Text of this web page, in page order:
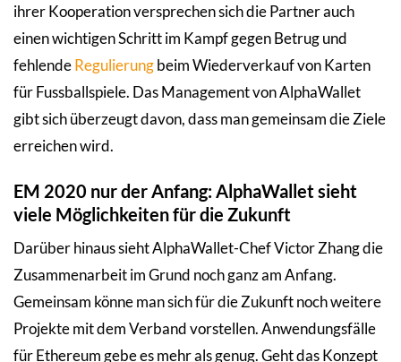
ihrer Kooperation versprechen sich die Partner auch
einen wichtigen Schritt im Kampf gegen Betrug und
fehlendeRegulierungbeim Wiederverkauf von Karten
für Fussballspiele. Das Management von AlphaWallet
gibt sich überzeugt davon, dass man gemeinsam die Ziele
erreichen wird.
EM 2020 nur der Anfang: AlphaWallet sieht
viele Möglichkeiten für die Zukunft
Darüber hinaus sieht AlphaWallet-Chef Victor Zhang die
Zusammenarbeit im Grund noch ganz am Anfang.
Gemeinsam könne man sich für die Zukunft noch weitere
Projekte mit dem Verband vorstellen. Anwendungsfälle
für Ethereum gebe es mehr als genug. Geht das Konzept